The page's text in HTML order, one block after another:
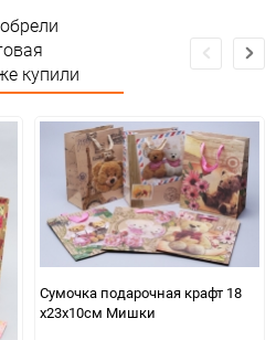
соответствии ЕАС
требует
20
360
шт
2664ec64-b330-11f0-
купили
Сумочка подарочная крафт 18
х23х10см Мишки